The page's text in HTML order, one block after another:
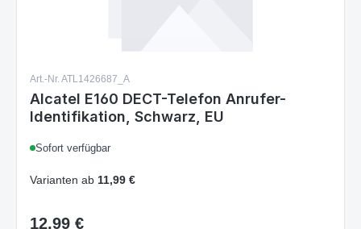
Art.-Nr. ATL1426687_A
Alcatel E160 DECT-Telefon Anrufer-
Identifikation, Schwarz, EU
Sofort verfügbar
Varianten ab 11,99 €
Regulärer Preis:
12,99 €